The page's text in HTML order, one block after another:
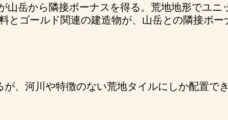
山岳から隣接ボーナスを得る。荒地地形でユニ
とゴールド関連の建造物が、山岳との隣接ボ
、河川や特徴のない荒地タイルにしか配置で